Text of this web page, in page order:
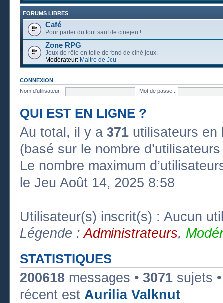
FORUMS LIBRES
Café
Pour parler du tout sauf de cinejeu !
Zone RPG
Jeux de rôle en toile de fond de ciné jeux.
Modérateur: Maitre de Jeu
CONNEXION
Nom d’utilisateur :
Mot de passe :
QUI EST EN LIGNE ?
Au total, il y a 371 utilisateurs en
(basé sur le nombre
Le nombre maximum
le Jeu Août 14, 2025 8:58
Utilisateur(s) inscrit(s) : Aucun
Légende :Administrateurs,
STATISTIQUES
200618 messages • 3071 sujets
récent est Aurilia Valknut